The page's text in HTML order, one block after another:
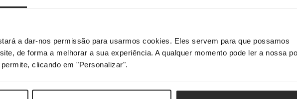
a dar-nos permissão para usarmos cookies. Eles servem para que possamos
de forma a melhorar a sua experiência. A qualquer momento pode ler a nossa
clicando em "Personalizar".